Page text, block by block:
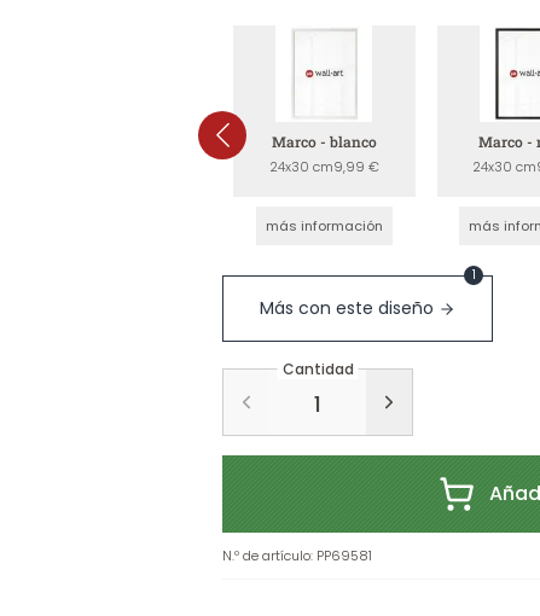
Marco - blanco
24x30 cm9,99 €
más información
Marco -
24x30 cm
más
Más con este diseño
1
Cantidad
N.º de artículo: PP69581